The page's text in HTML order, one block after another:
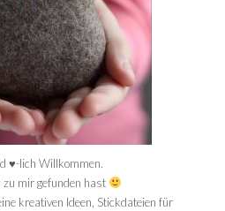
♥-lich Willkommen.
zu mir gefunden hast
kreativen Ideen, Stickdateien für